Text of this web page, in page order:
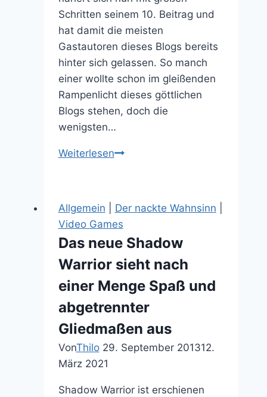
Schritten seinem 10. Beitrag und
hat damit die meisten
Gastautoren dieses Blogs bereits
hinter sich gelassen. So manch
einer wollte schon im gleißenden
Rampenlicht dieses göttlichen
Blogs stehen, doch die
wenigsten…
WeiterlesenZwei
Gedanke:
im
Nerd
Wiki
Allgemein Der nackte Wahnsinn
Video Games
Das neue Shadow
Warrior sieht nach
einer Menge Spaß und
abgetrennter
Gliedmaßen aus
VonThilo 29. September 201312.
März 2021
Shadow Warrior ist erschienen